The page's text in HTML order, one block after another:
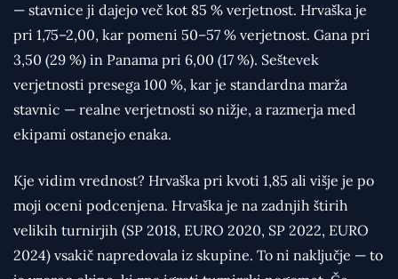
— stavnice ji dajejo več kot 85 % verjetnost. Hrvaška je
pri 1,75–2,00, kar pomeni 50–57 % verjetnost. Gana pri
3,50 (29 %) in Panama pri 6,00 (17 %). Seštevek
verjetnosti presega 100 %, kar je standardna marža
stavnic — realne verjetnosti so nižje, a razmerja med
ekipami ostanejo enaka.
Kje vidim vrednost? Hrvaška pri kvoti 1,85 ali višje je po
moji oceni podcenjena. Hrvaška je na zadnjih štirih
velikih turnirjih (SP 2018, EURO 2020, SP 2022, EURO
2024) vsakič napredovala iz skupine. To ni naključje — to